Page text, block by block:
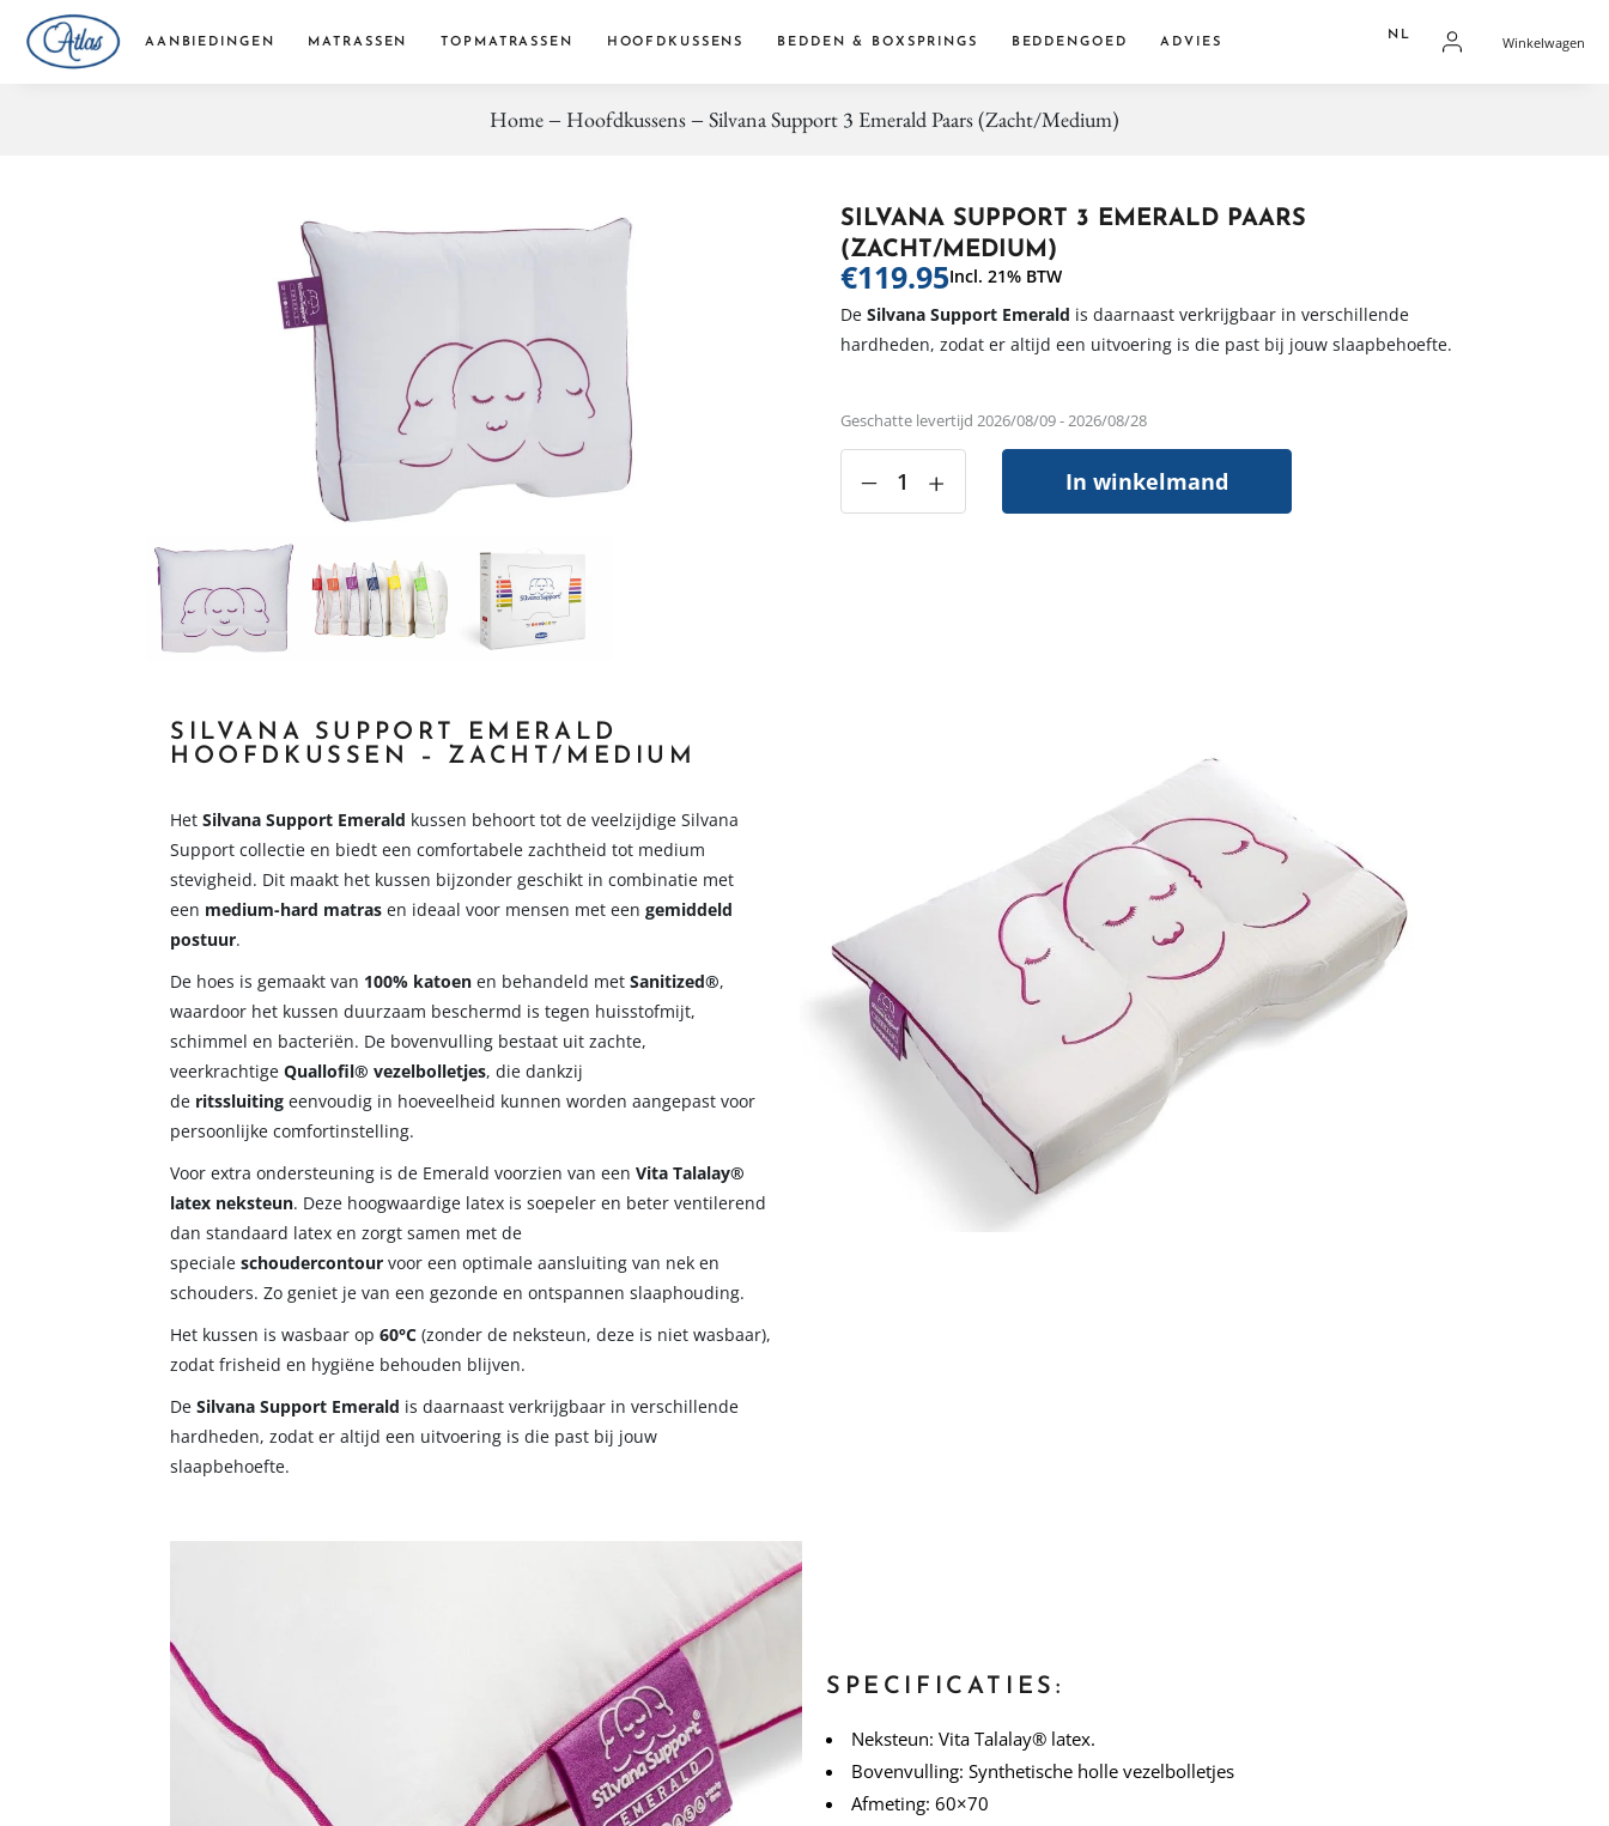
AANBIEDINGEN MATRASSEN
Bonellvering matrassen
TOPMATRASSEN HOOFDKUSSENS BEDDEN & BOXSPRINGS BEDDENGOED
Dekbedden
Accessoires
ADVIES NL Winkelwagen
Home Hoofdkussens Silvana Support 3 Emerald Paars (Zacht/Medium)
SILVANA SUPPORT 3 EMERALD PAARS
(ZACHT/MEDIUM)
€119.95Incl. 21% BTW
De Silvana Support Emerald is daarnaast verkrijgbaar in verschillende
hardheden, zodat er altijd een uitvoering is die past bij jouw slaapbehoefte.
Geschatte levertijd 2026/08/09 - 2026/08/28
‒ + In winkelmand
SILVANA SUPPORT EMERALD
HOOFDKUSSEN – ZACHT/MEDIUM
Het Silvana Support Emerald kussen behoort tot de veelzijdige Silvana
Support collectie en biedt een comfortabele zachtheid tot medium
stevigheid. Dit maakt het kussen bijzonder geschikt in combinatie met
een medium-hard matras en ideaal voor mensen met een gemiddeld
postuur.
De hoes is gemaakt van 100% katoen en behandeld met Sanitized®,
waardoor het kussen duurzaam beschermd is tegen huisstofmijt,
schimmel en bacteriën. De bovenvulling bestaat uit zachte,
veerkrachtige Quallofil® vezelbolletjes, die dankzij
de ritssluiting eenvoudig in hoeveelheid kunnen worden aangepast voor
persoonlijke comfortinstelling.
Voor extra ondersteuning is de Emerald voorzien van een Vita Talalay®
latex neksteun. Deze hoogwaardige latex is soepeler en beter ventilerend
dan standaard latex en zorgt samen met de
speciale schoudercontour voor een optimale aansluiting van nek en
schouders. Zo geniet je van een gezonde en ontspannen slaaphouding.
Het kussen is wasbaar op 60°C (zonder de neksteun, deze is niet wasbaar),
zodat frisheid en hygiëne behouden blijven.
De Silvana Support Emerald is daarnaast verkrijgbaar in verschillende
hardheden, zodat er altijd een uitvoering is die past bij jouw
slaapbehoefte.
SPECIFICATIES:
Neksteun: Vita Talalay® latex.
Bovenvulling: Synthetische holle vezelbolletjes
Afmeting: 60×70